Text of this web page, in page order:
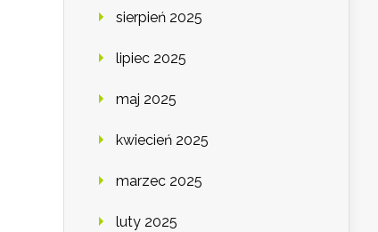
sierpień 2025
lipiec 2025
maj 2025
kwiecień 2025
marzec 2025
luty 2025